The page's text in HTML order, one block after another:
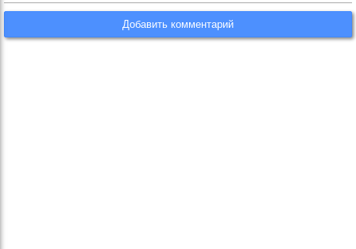
Добавить комментарий